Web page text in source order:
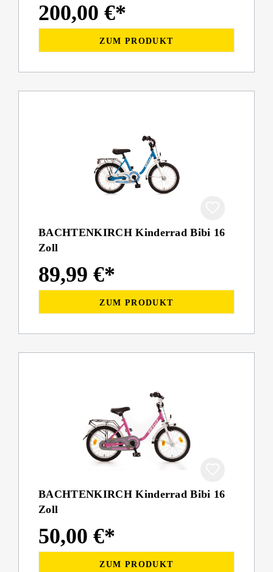
200,00 €*
ZUM PRODUKT
BACHTENKIRCH Kinderrad Bibi 16
Zoll
89,99 €*
ZUM PRODUKT
BACHTENKIRCH Kinderrad Bibi 16
Zoll
50,00 €*
ZUM PRODUKT